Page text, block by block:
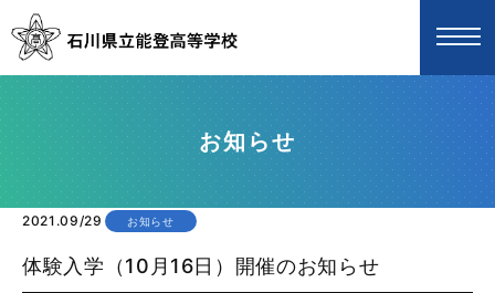
お知らせ
2021.09/29 お知らせ
体験入学（10月16日）開催のお知らせ